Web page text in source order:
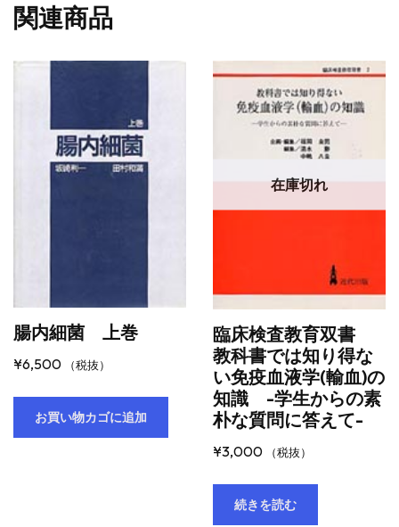
関連商品
腸内細菌 上巻
¥6,500 （税抜）
お買い物カゴに追加
在庫切れ
臨床検査教育双書
教科書では知り得な
い免疫血液学(輸血)の
知識 -学生からの素
朴な質問に答えて-
¥3,000 （税抜）
続きを読む